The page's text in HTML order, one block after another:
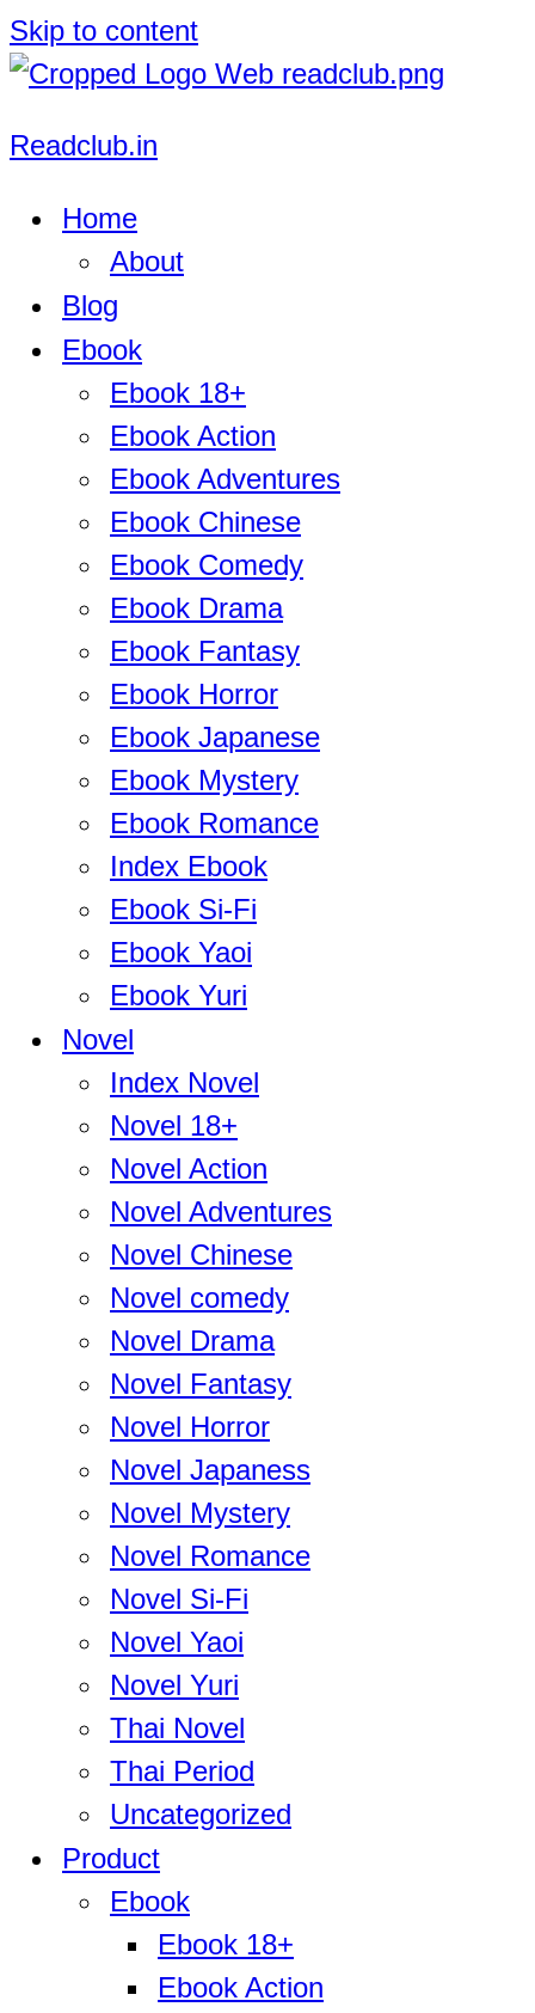
Skip to content
Readclub.in
Home
About
Blog
Ebook
Ebook 18+
Ebook Action
Ebook Adventures
Ebook Chinese
Ebook Comedy
Ebook Drama
Ebook Fantasy
Ebook Horror
Ebook Japanese
Ebook Mystery
Ebook Romance
Index Ebook
Ebook Si-Fi
Ebook Yaoi
Ebook Yuri
Novel
Index Novel
Novel 18+
Novel Action
Novel Adventures
Novel Chinese
Novel comedy
Novel Drama
Novel Fantasy
Novel Horror
Novel Japaness
Novel Mystery
Novel Romance
Novel Si-Fi
Novel Yaoi
Novel Yuri
Thai Novel
Thai Period
Uncategorized
Product
Ebook
Ebook 18+
Ebook Action